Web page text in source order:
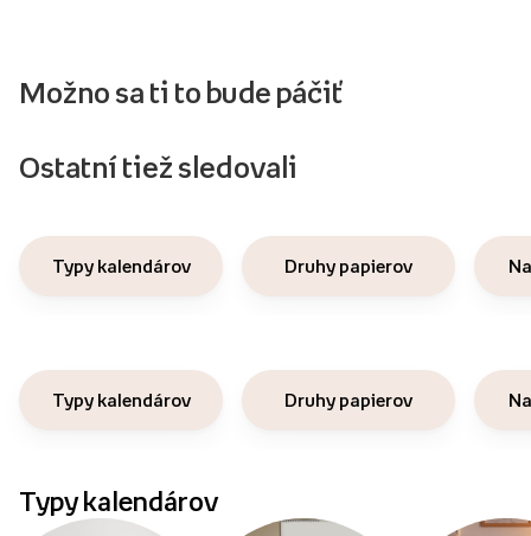
Možno sa ti to bude páčiť
Ostatní tiež sledovali
Typy kalendárov Druhy papierov
Typy kalendárov Druhy papierov
Typy kalendárov